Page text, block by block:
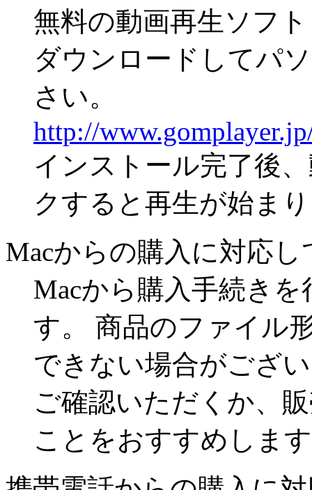
無料の動画再生ソフ
ダウンロードしてパ
さい。
http://
インストール完了後
クすると再生が始ま
Macからの購入に対応
Macから購入手続き
す。 商品のファイル
できない場合がござ
ご確認いただくか、
ことをおすすめしま